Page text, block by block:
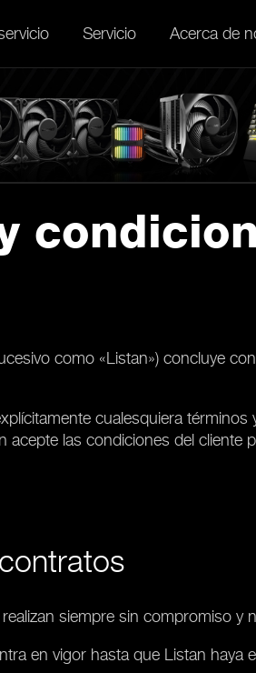
Servicio Acerca de
como «Listan») concluye
cualesquiera
acepte las condiciones del cliente
siempre sin compromiso y
en vigor hasta que Listan